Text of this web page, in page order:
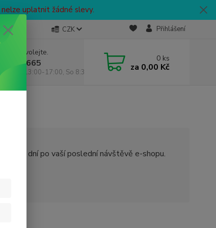
uplatnit žádné slevy.
CZK Přihlášení
Zavolejte.
666 665
12:00/13:00-17:00, So 8:30-12:00
0 ks
za 0,00 Kč
30 dní po vaší poslední návštěvě e-shopu.